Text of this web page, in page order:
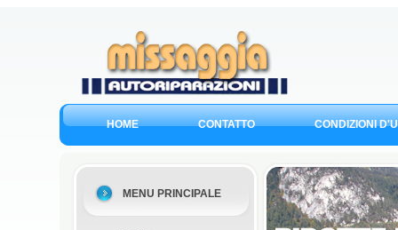
HOME CONTATTO CONDIZIONI
MENU PRINCIPALE